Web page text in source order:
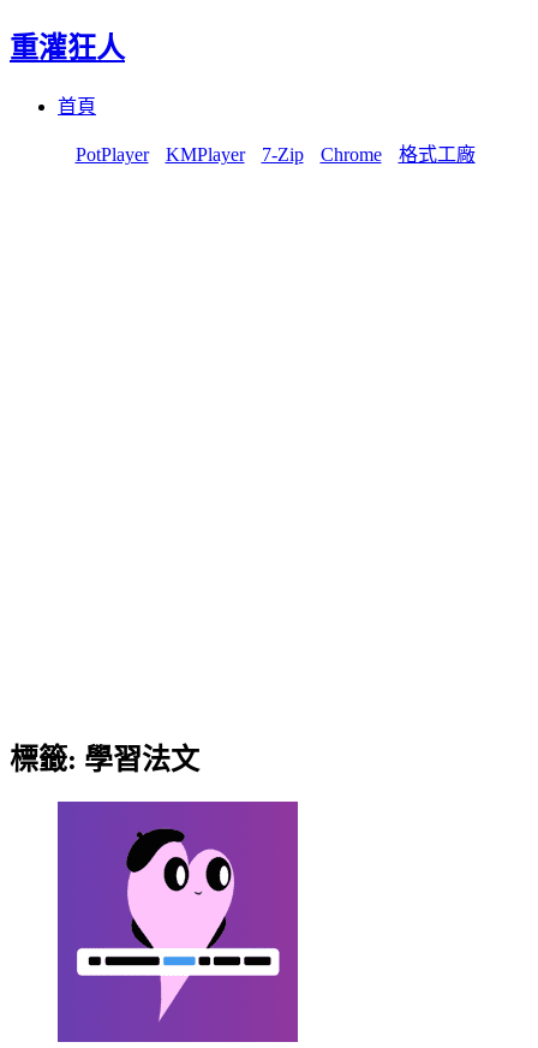
重灌狂人
首頁
PotPlayer KMPlayer 7-Zip Chrome 格式工廠
標籤: 學習法文